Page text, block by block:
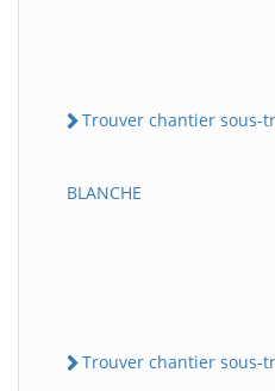
Trouver chantier sous-
BLANCHE
Trouver chantier sous-